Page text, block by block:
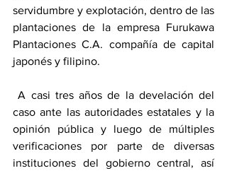
servidumbre y explotación, dentro de las
plantaciones de la empresa Furukawa
Plantaciones C.A. compañía de capital
japonés y filipino.
A casi tres años de la develación del
caso ante las autoridades estatales y la
opinión pública y luego de múltiples
verificaciones por parte de diversas
instituciones del gobierno central, así